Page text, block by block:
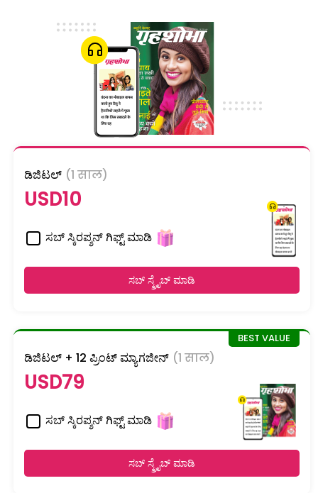
ಡಿಜಿಟಲ್ (1 साल)
USD10
ಸಬ್ ಸ್ಕಿರಪ್ಶನ್ ಗಿಫ್ಟ್ ಮಾಡಿ
ಸಬ್ ಸ್ಕ್ರೈಬ್ ಮಾಡಿ
ಡಿಜಿಟಲ್ + 12 ಪ್ರಿಂಟ್ ಮ್ಯಾಗಜೀನ್ (1 साल)
USD79
ಸಬ್ ಸ್ಕಿರಪ್ಶನ್ ಗಿಫ್ಟ್ ಮಾಡಿ
ಸಬ್ ಸ್ಕ್ರೈಬ್ ಮಾಡಿ